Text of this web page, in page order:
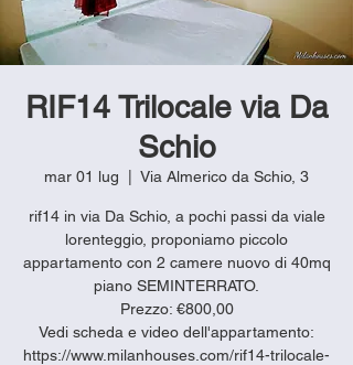
RIF14 Trilocale via Da
Schio
mar 01 lug Via Almerico da Schio, 3
rif14 in via Da Schio, a pochi passi da viale
lorenteggio, proponiamo piccolo
appartamento con 2 camere nuovo di 40mq
piano SEMINTERRATO.
Prezzo: €800,00
Vedi scheda e video dell'appartamento:
https://www.milanhouses.com/rif14-trilocale-